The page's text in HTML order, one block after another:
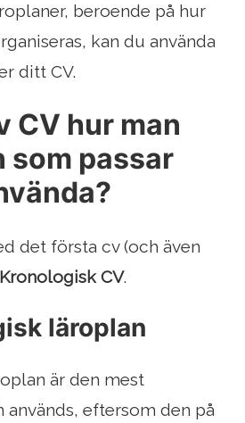
beroende på hur
kan du använda
ditt CV.
CV hur man
som passar
det första cv (och även
Kronologisk CV.
läroplan
är den mest
eftersom den på